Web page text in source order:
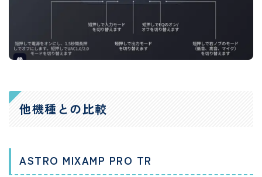
他機種との比較
ASTRO MIXAMP PRO TR